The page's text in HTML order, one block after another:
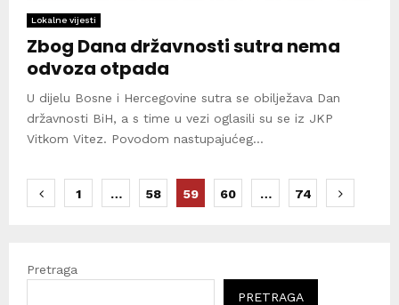
Lokalne vijesti
Zbog Dana državnosti sutra nema
odvoza otpada
U dijelu Bosne i Hercegovine sutra se obilježava Dan
državnosti BiH, a s time u vezi oglasili su se iz JKP
Vitkom Vitez. Povodom nastupajućeg...
Brojevi
objava
1 … 58 59 60 … 74
Pretraga
PRETRAGA